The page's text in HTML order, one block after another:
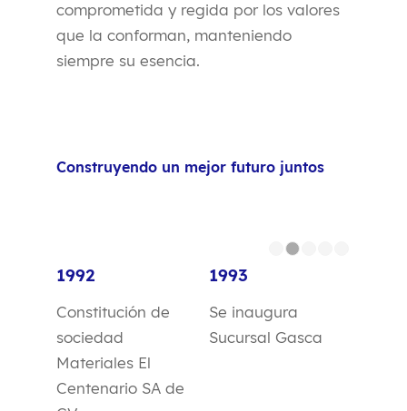
comprometida y regida por los valores
que la conforman, manteniendo
siempre su esencia.
Construyendo un mejor futuro juntos
1992
Constitución de
sociedad
Materiales El
Centenario SA de
1993
Se inaugura
Sucursal Gasca